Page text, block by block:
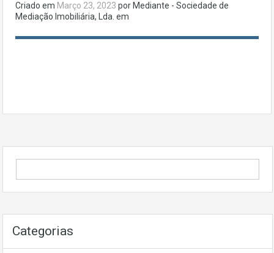
Criado em Março 23, 2023 por Mediante - Sociedade de
Mediação Imobiliária, Lda. em
Categorias